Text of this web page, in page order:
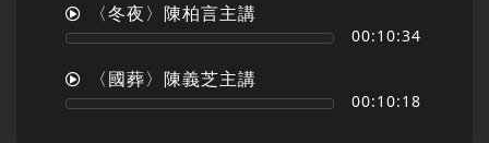
〈冬夜〉陳柏言主講
00:10:34
〈國葬〉陳義芝主講
00:10:18